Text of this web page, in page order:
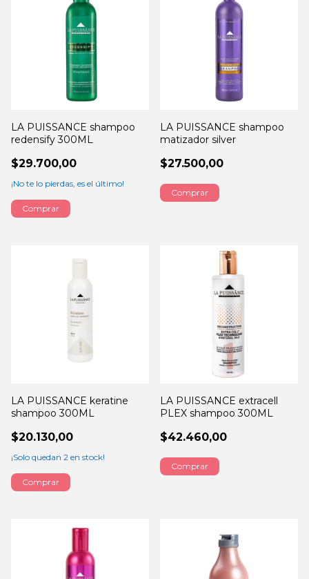
LA PUISSANCE shampoo
redensify 300ML
$29.700,00
¡No te lo pierdas, es el último!
LA PUISSANCE shampoo
matizador silver
$27.500,00
Comprar
LA PUISSANCE keratine
shampoo 300ML
$20.130,00
¡Solo quedan 2 en stock!
LA PUISSANCE extracell
PLEX shampoo 300ML
$42.460,00